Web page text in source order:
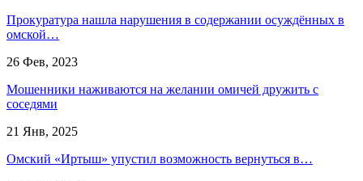
Прокуратура нашла нарушения в содержании осуждённых в
омской…
26 Фев, 2023
Мошенники наживаются на желании омичей дружить с
соседями
21 Янв, 2025
Омский «Иртыш» упустил возможность вернуться в…